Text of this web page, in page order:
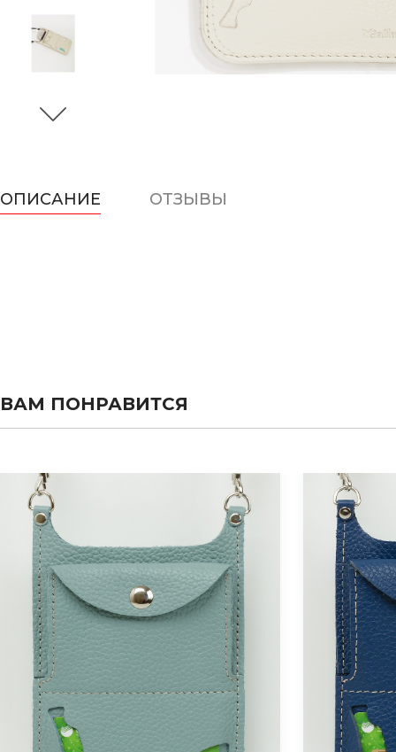
ОПИСАНИЕ ОТЗЫВЫ
ВАМ ПОНРАВИТСЯ